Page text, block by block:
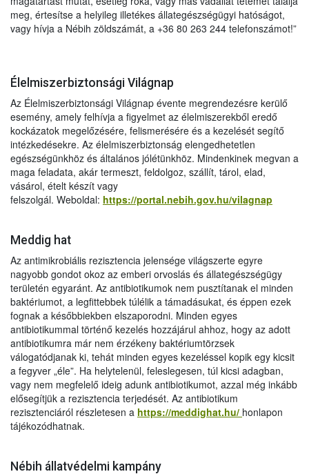
meg, értesítse a helyileg illetékes állategészségügyi hatóságot,
vagy hívja a Nébih zöldszámát, a +36 80 263 244 telefonszámot!”
Élelmiszerbiztonsági Világnap
Az Élelmiszerbiztonsági Világnap évente megrendezésre kerülő
esemény, amely felhívja a figyelmet az élelmiszerekből eredő
kockázatok megelőzésére, felismerésére és a kezelését segítő
intézkedésekre. Az élelmiszerbiztonság elengedhetetlen
egészségünkhöz és általános jólétünkhöz. Mindenkinek megvan a
maga feladata, akár termeszt, feldolgoz, szállít, tárol, elad,
vásárol, ételt készít vagy
felszolgál. Weboldal: https://portal.nebih.gov.hu/vilagnap
Meddig hat
Az antimikrobiális rezisztencia jelensége világszerte egyre
nagyobb gondot okoz az emberi orvoslás és állategészségügy
területén egyaránt. Az antibiotikumok nem pusztítanak el minden
baktériumot, a legfittebbek túlélik a támadásukat, és éppen ezek
fognak a későbbiekben elszaporodni. Minden egyes
antibiotikummal történő kezelés hozzájárul ahhoz, hogy az adott
antibiotikumra már nem érzékeny baktériumtörzsek
válogatódjanak ki, tehát minden egyes kezeléssel kopik egy kicsit
a fegyver „éle”. Ha helytelenül, feleslegesen, túl kicsi adagban,
vagy nem megfelelő ideig adunk antibiotikumot, azzal még inkább
elősegítjük a rezisztencia terjedését. Az antibiotikum
rezisztenciáról részletesen a https://meddighat.hu/ honlapon
tájékozódhatnak.
Nébih állatvédelmi kampány